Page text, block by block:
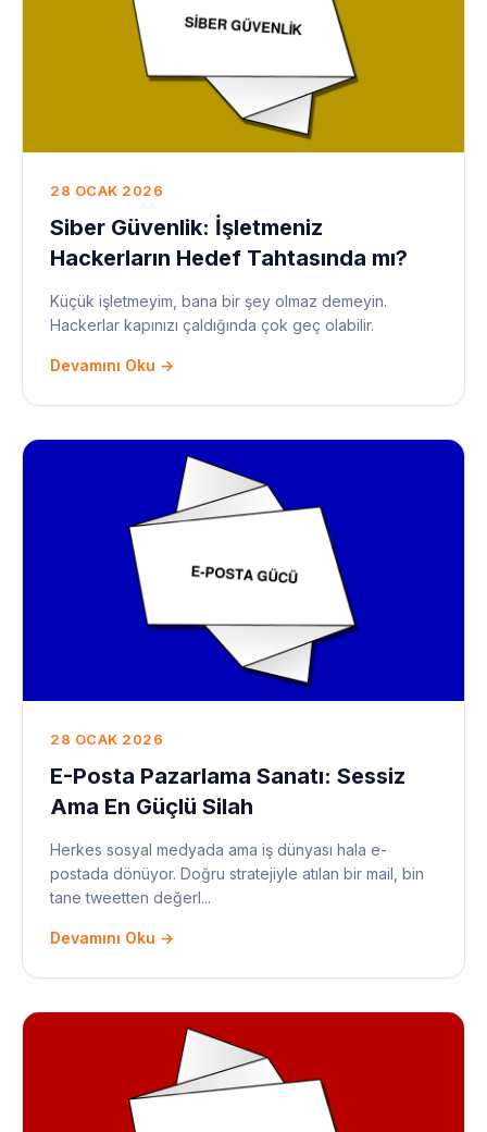
28 OCAK 2026
Siber Güvenlik: İşletmeniz
Hackerların Hedef Tahtasında mı?
Küçük işletmeyim, bana bir şey olmaz demeyin.
Hackerlar kapınızı çaldığında çok geç olabilir.
Devamını Oku →
28 OCAK 2026
E-Posta Pazarlama Sanatı: Sessiz
Ama En Güçlü Silah
Herkes sosyal medyada ama iş dünyası hala e-
postada dönüyor. Doğru stratejiyle atılan bir mail, bin
tane tweetten değerl...
Devamını Oku →